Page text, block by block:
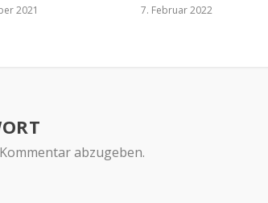
2021 7. Februar 2022
abzugeben.